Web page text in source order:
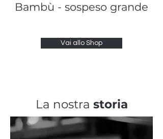
Bambù - sospeso grande
Vai allo Shop
La nostra storia